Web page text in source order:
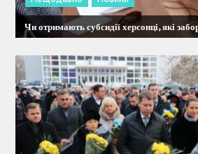
Чи отримають субсидії херсонці, які